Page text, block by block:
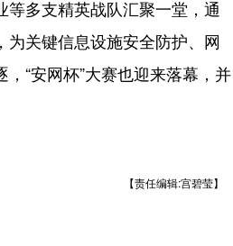
等多支精英战队汇聚一堂，通
关键信息设施安全防护、网
“安网杯”大赛也迎来落幕，并
【责任编辑:宫碧莹】